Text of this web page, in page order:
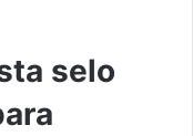
selo